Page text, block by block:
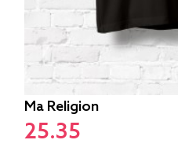
Ma Religion
25.35